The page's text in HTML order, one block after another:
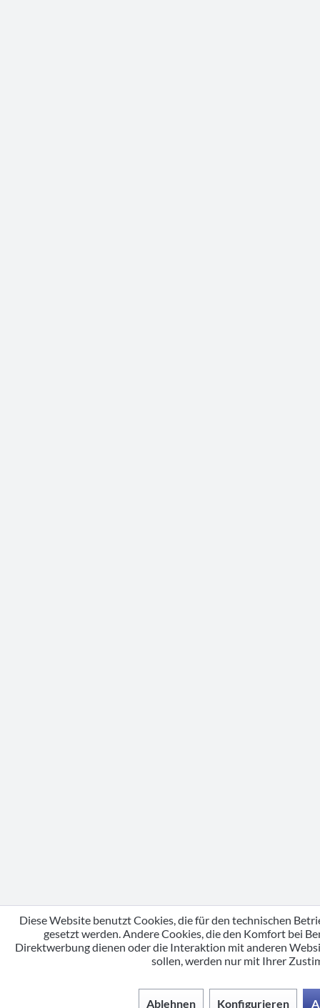
Diese Website benutzt Cookies, die für den technischen
gesetzt werden. Andere Cookies, die den Komfort bei
Direktwerbung dienen oder die Interaktion mit anderen
sollen, werden nur mit Ihrer
Ablehnen Konfigurieren